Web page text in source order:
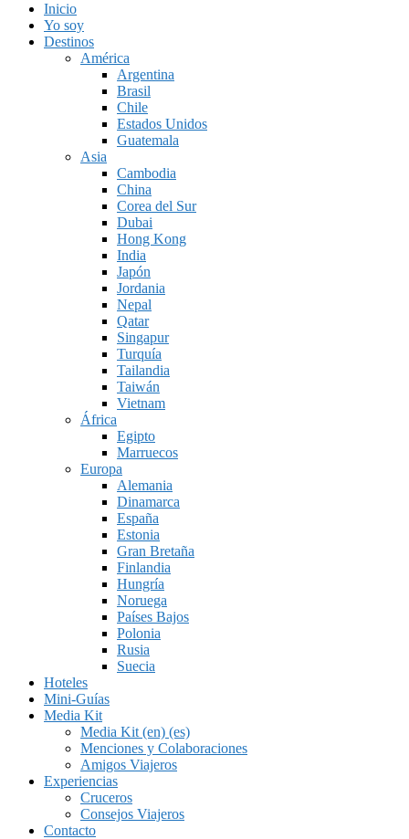
Inicio
Yo soy
Destinos
América
Argentina
Brasil
Chile
Estados Unidos
Guatemala
Asia
Cambodia
China
Corea del Sur
Dubai
Hong Kong
India
Japón
Jordania
Nepal
Qatar
Singapur
Turquía
Tailandia
Taiwán
Vietnam
África
Egipto
Marruecos
Europa
Alemania
Dinamarca
España
Estonia
Gran Bretaña
Finlandia
Hungría
Noruega
Países Bajos
Polonia
Rusia
Suecia
Hoteles
Mini-Guías
Media Kit
Media Kit (en) (es)
Menciones y Colaboraciones
Amigos Viajeros
Experiencias
Cruceros
Consejos Viajeros
Contacto